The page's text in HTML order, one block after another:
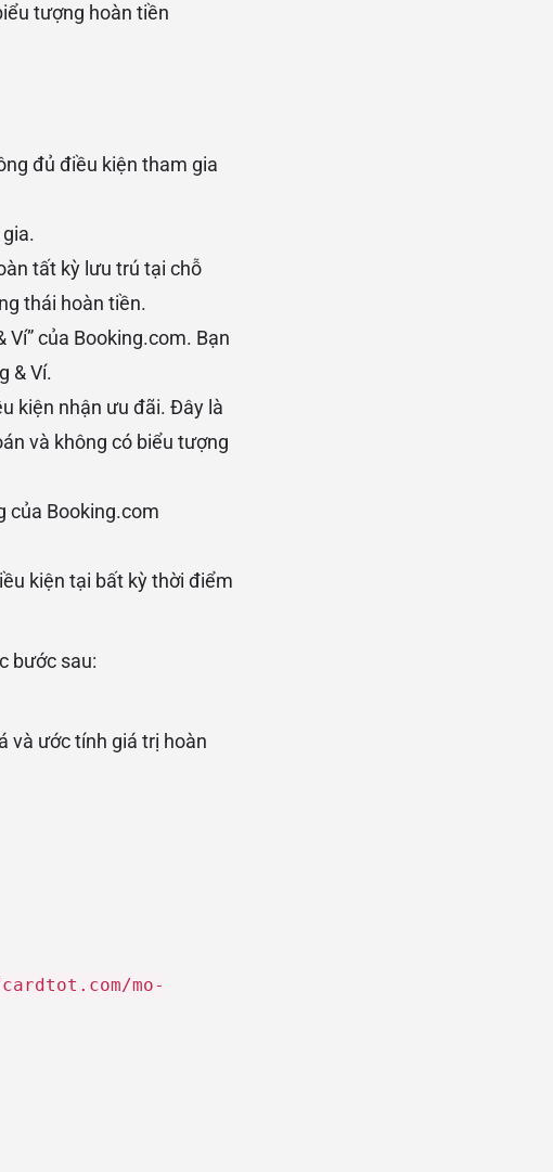
tượng hoàn tiền
đủ điều kiện tham gia
tất kỳ lưu trú tại chỗ
thái hoàn tiền.
của Booking.com. Bạn
& Ví.
kiện nhận ưu đãi. Đây là
và không có biểu tượng
của Booking.com
kiện tại bất kỳ thời điểm
bước sau:
và ước tính giá trị hoàn
mo-